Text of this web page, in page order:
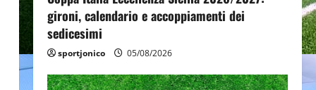
gironi, calendario e accoppiamenti dei
sedicesimi
sportjonico 05/08/2026